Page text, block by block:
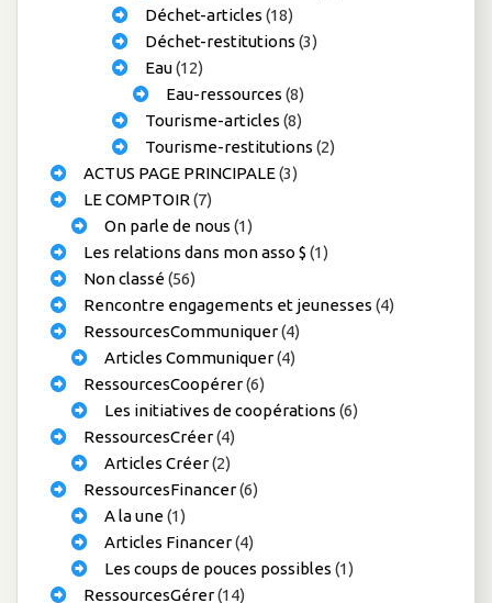
Déchet-articles (18)
Déchet-restitutions (3)
Eau(12)
Eau-ressources (8)
Tourisme-articles (8)
Tourisme-restitutions (2)
ACTUS PAGE PRINCIPALE(3)
LE COMPTOIR (7)
On parle de nous (1)
Les relations dans mon asso $ (1)
Non classé(56)
Rencontre engagements et jeunesses (4)
RessourcesCommuniquer(4)
Articles Communiquer(4)
RessourcesCoopérer(6)
Les initiatives de coopérations (6)
RessourcesCréer(4)
Articles Créer(2)
RessourcesFinancer(6)
A la une(1)
Articles Financer(4)
Les coups de pouces possibles (1)
RessourcesGérer(14)